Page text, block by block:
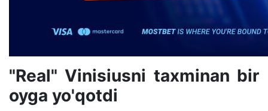
"Real" Vinisiusni taxminan bir
oyga yo'qotdi